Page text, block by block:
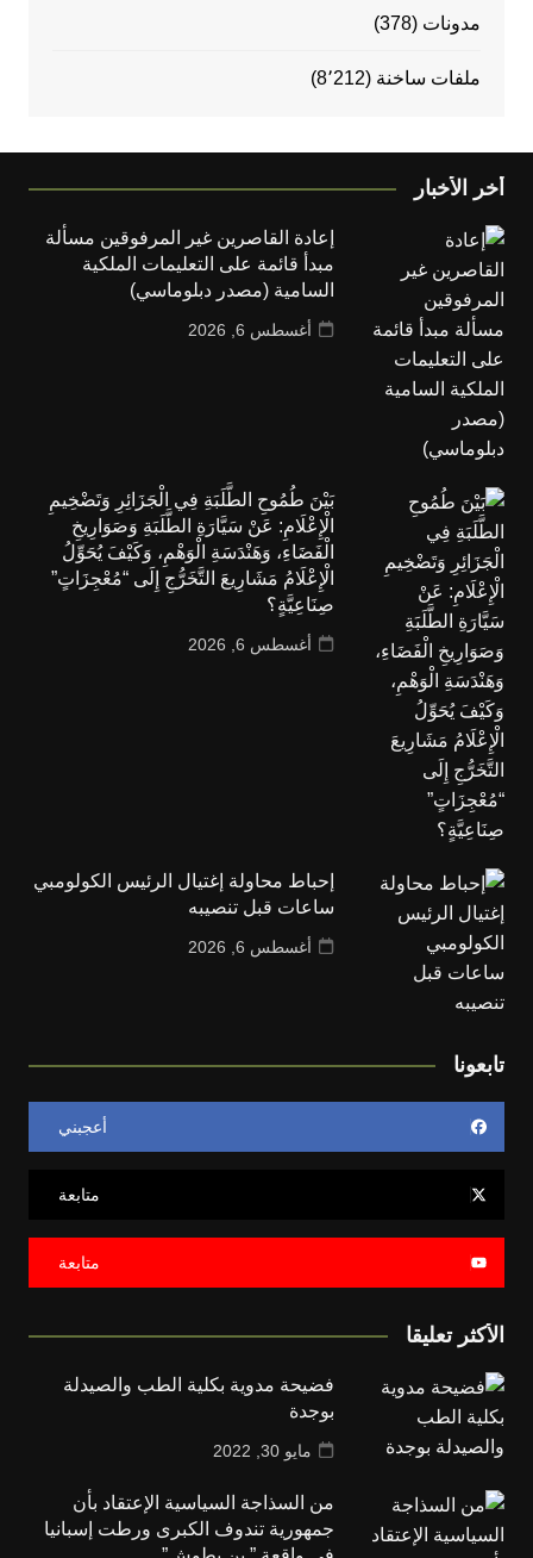
مدونات (378)
ملفات ساخنة (8٬212)
أخر الأخبار
إعادة القاصرين غير المرفوقين مسألة
مبدأ قائمة على التعليمات الملكية
السامية (مصدر دبلوماسي)
أغسطس 6, 2026
بَيْنَ طُمُوحِ الطَّلَبَةِ فِي الْجَزَائِرِ وَتَضْخِيمِ
الْإِعْلَامِ: عَنْ سَيَّارَةِ الطَّلَبَةِ وَصَوَارِيخِ
الْفَضَاءِ، وَهَنْدَسَةِ الْوَهْمِ، وَكَيْفَ يُحَوِّلُ
الْإِعْلَامُ مَشَارِيعَ التَّخَرُّجِ إِلَى “مُعْجِزَاتٍ”
صِنَاعِيَّةٍ؟
أغسطس 6, 2026
إحباط محاولة إغتيال الرئيس الكولومبي
ساعات قبل تنصيبه
أغسطس 6, 2026
تابعونا
أعجبني
متابعة
متابعة
الأكثر تعليقا
فضيحة مدوية بكلية الطب والصيدلة
بوجدة
مايو 30, 2022
من السذاجة السياسية الإعتقاد بأن
جمهورية تندوف الكبرى ورطت إسبانيا